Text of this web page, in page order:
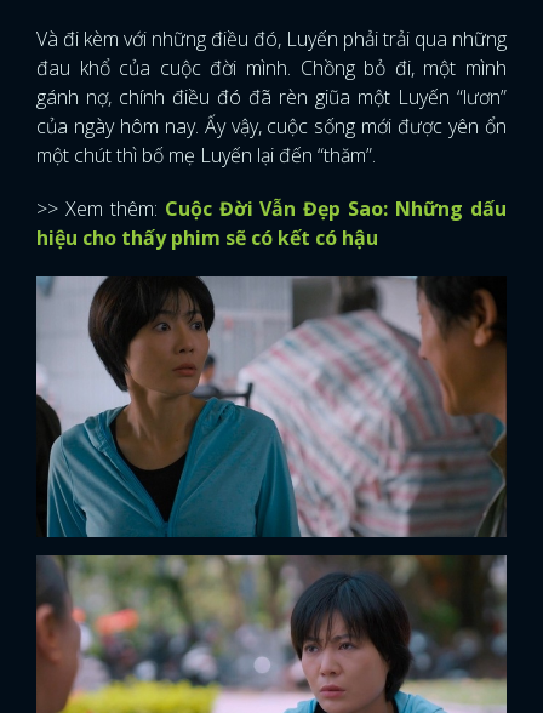
Và đi kèm với những điều đó, Luyến phải trải qua những
đau khổ của cuộc đời mình. Chồng bỏ đi, một mình
gánh nợ, chính điều đó đã rèn giũa một Luyến “lươn”
của ngày hôm nay. Ấy vậy, cuộc sống mới được yên ổn
một chút thì bố mẹ Luyến lại đến “thăm”.
>> Xem thêm: Cuộc Đời Vẫn Đẹp Sao: Những dấu
hiệu cho thấy phim sẽ có kết có hậu